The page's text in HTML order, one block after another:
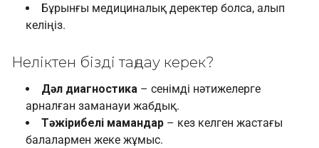
Бұрынғы медициналық деректер болса, алып
келіңіз.
Неліктен бізді таңдау керек?
Дәл диагностика – сенімді нәтижелерге
арналған заманауи жабдық.
Тәжірибелі мамандар – кез келген жастағы
балалармен жеке жұмыс.